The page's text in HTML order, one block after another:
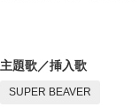
主題歌／挿入歌
SUPER BEAVER